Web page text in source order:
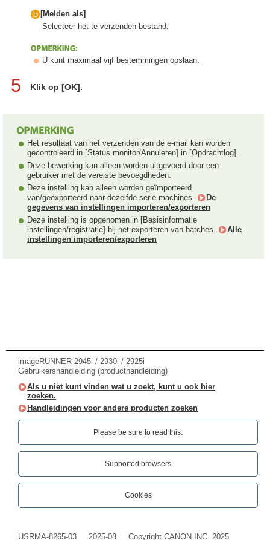
[Melden als]
Selecteer het te verzenden bestand.
U kunt maximaal vijf bestemmingen opslaan.
5 Klik op [OK].
Het resultaat van het verzenden van de e-mail kan worden
gecontroleerd in [Status monitor/Annuleren] in [Opdrachtlog].
Deze bewerking kan alleen worden uitgevoerd door een
gebruiker met de vereiste bevoegdheden.
Deze instelling kan alleen worden geïmporteerd
van/geëxporteerd naar dezelfde serie machines.
De
gegevens van instellingen importeren/exporteren
Deze instelling is opgenomen in [Basisinformatie
instellingen/registratie] bij het exporteren van batches.
Alle
instellingen importeren/exporteren
imageRUNNER 2945i / 2930i / 2925i
Gebruikershandleiding (producthandleiding)
Als u niet kunt vinden wat u zoekt, kunt u ook hier
zoeken.
Handleidingen voor andere producten zoeken
Please be sure to read this.‎
Supported browsers
Cookies
USRMA-8265-03 2025-08 Copyright CANON INC. 2025